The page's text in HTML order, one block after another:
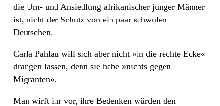
die Um- und Ansiedlung afrikanischer junger Männer
ist, nicht der Schutz von ein paar schwulen
Deutschen.
Carla Pahlau will sich aber nicht »in die rechte Ecke«
drängen lassen, denn sie habe »nichts gegen
Migranten«.
Man wirft ihr vor, ihre Bedenken würden den